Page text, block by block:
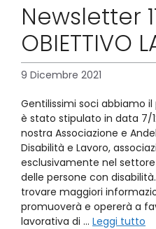
Newsletter
OBIETTIVO
9 Dicembre 2021
Gentilissimi soci abbiamo
è stato stipulato in data 7/
nostra Associazione e
Disabilità e Lavoro,
esclusivamente nel
delle persone con
trovare maggiori
promuoverà e opererà a
lavorativa di … Leggi tutto